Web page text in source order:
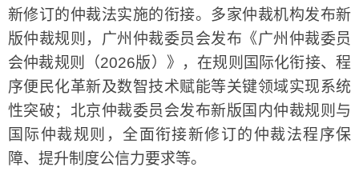
新修订的仲裁法实施的衔接。多家仲裁机构发布新
版仲裁规则，广州仲裁委员会发布《广州仲裁委员
会仲裁规则（2026版）》，在规则国际化衔接、程
序便民化革新及数智技术赋能等关键领域实现系统
性突破；北京仲裁委员会发布新版国内仲裁规则与
国际仲裁规则，全面衔接新修订的仲裁法程序保
障、提升制度公信力要求等。